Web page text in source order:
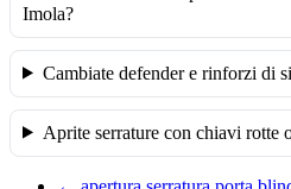
Imola?
Cambiate defender e rinforzi di
Aprite serrature con chiavi rotte